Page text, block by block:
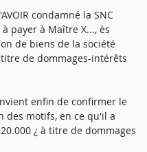
condamné la SNC
à payer à Maître X..., ès
de biens de la société
titre de dommages-intérêts
enfin de confirmer le
des motifs, en ce qu'il a
¿ à titre de dommages